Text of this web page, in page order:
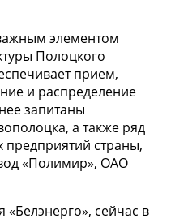
элементом
Полоцкого
прием,
и распределение
запитаны
а также ряд
страны,
«Полимир», ОАО
сейчас в